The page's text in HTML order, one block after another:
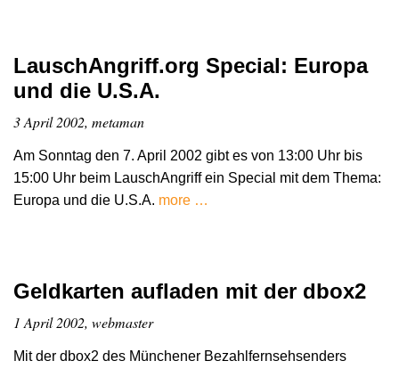
LauschAngriff.org Special: Europa
und die U.S.A.
3 April 2002, metaman
Am Sonntag den 7. April 2002 gibt es von 13:00 Uhr bis
15:00 Uhr beim LauschAngriff ein Special mit dem Thema:
Europa und die U.S.A. more …
Geldkarten aufladen mit der dbox2
1 April 2002, webmaster
Mit der dbox2 des Münchener Bezahlfernsehsenders